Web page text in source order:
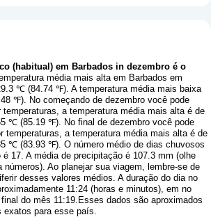
(habitual) em Barbados in dezembro é o
média mais alta em Barbados em
℃ (84.74 ℉). A temperatura média mais baixa
℉). No começando de dezembro você pode
temperaturas, a temperatura média mais alta é de
℃ (85.19 ℉). No final de dezembro você pode
temperaturas, a temperatura média mais alta é de
℃ (83.93 ℉). O número médio de dias chuvosos
é 17. A média de precipitação é 107.3 mm (olhe
números). Ao planejar sua viagem, lembre-se de
desses valores médios. A duração do dia no
11:24 (horas e minutos), em no
do mês 11:19.Esses dados são aproximados
exatos para esse país.